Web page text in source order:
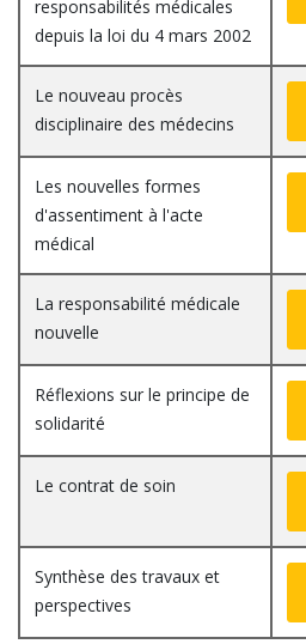
responsabilités médicales
depuis la loi du 4 mars 2002
Le nouveau procès
disciplinaire des médecins
Les nouvelles formes
d'assentiment à l'acte
médical
La responsabilité médicale
nouvelle
Réflexions sur le principe de
solidarité
Le contrat de soin
Synthèse des travaux et
perspectives